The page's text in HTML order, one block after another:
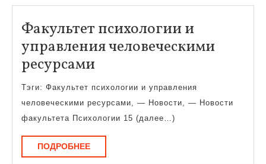
Факультет психологии и
управления человеческими
ресурсами
психологии
и
управления
человеческими
ресурсами
Тэги: Факультет психологии и управления
человеческими ресурсами, — Новости, — Новости
факультета Психологии 15 (далее…)
ПОДРОБНЕЕПОДРОБНЕЕ